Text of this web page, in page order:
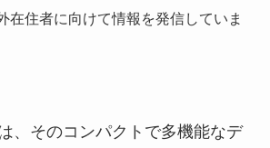
在住者に向けて情報を発信していま
、そのコンパクトで多機能なデ